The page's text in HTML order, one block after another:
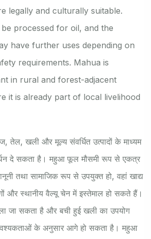
legally and culturally suitable.
processed for oil, and the
have further uses depending on
requirements. Mahua is
in rural and forest-adjacent
it is already part of local livelihood
तेल, खली और मूल्य संवर्धित उत्पादों के माध्यम
दे सकता है। महुआ फूल मौसमी रूप से एकत्र
तथा सामाजिक रूप से उपयुक्त हो, वहां खाद्य
और स्थानीय वैल्यू चेन में इस्तेमाल हो सकते हैं।
जा सकता है और बची हुई खली का उपयोग
के अनुसार आगे हो सकता है। महुआ